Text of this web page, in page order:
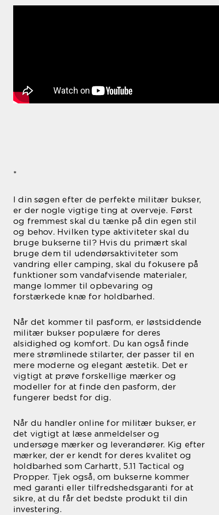
*
I din søgen efter de perfekte militær bukser,
er der nogle vigtige ting at overveje. Først
og fremmest skal du tænke på din egen stil
og behov. Hvilken type aktiviteter skal du
bruge bukserne til? Hvis du primært skal
bruge dem til udendørsaktiviteter som
vandring eller camping, skal du fokusere på
funktioner som vandafvisende materialer,
mange lommer til opbevaring og
forstærkede knæ for holdbarhed.
Når det kommer til pasform, er løstsiddende
militær bukser populære for deres
alsidighed og komfort. Du kan også finde
mere strømlinede stilarter, der passer til en
mere moderne og elegant æstetik. Det er
vigtigt at prøve forskellige mærker og
modeller for at finde den pasform, der
fungerer bedst for dig.
Når du handler online for militær bukser, er
det vigtigt at læse anmeldelser og
undersøge mærker og leverandører. Kig efter
mærker, der er kendt for deres kvalitet og
holdbarhed som Carhartt, 5.11 Tactical og
Propper. Tjek også, om bukserne kommer
med garanti eller tilfredshedsgaranti for at
sikre, at du får det bedste produkt til din
investering.